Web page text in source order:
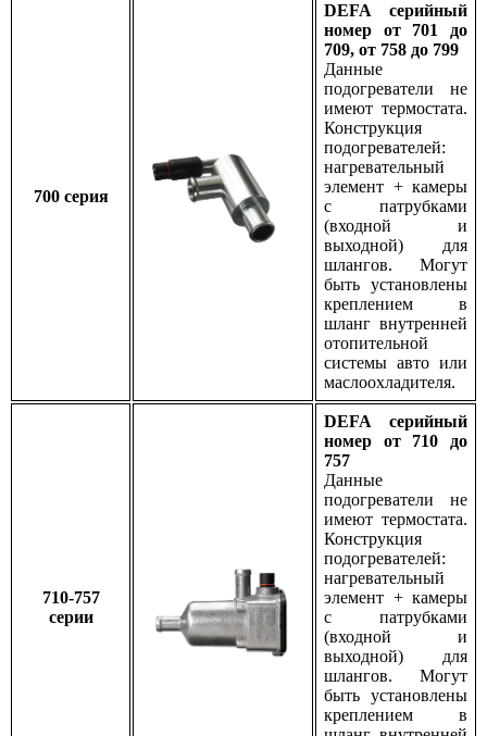
700 серия
DEFA серийный
номер от 701 до
709, от 758 до 799
Данные
подогреватели не
имеют термостата.
Конструкция
подогревателей:
нагревательный
элемент + камеры
с патрубками
(входной и
выходной) для
шлангов. Могут
быть установлены
креплением в
шланг внутренней
отопительной
системы авто или
маслоохладителя.
710-757
серии
DEFA серийный
номер от 710 до
757
Данные
подогреватели не
имеют термостата.
Конструкция
подогревателей:
нагревательный
элемент + камеры
с патрубками
(входной и
выходной) для
шлангов. Могут
быть установлены
креплением в